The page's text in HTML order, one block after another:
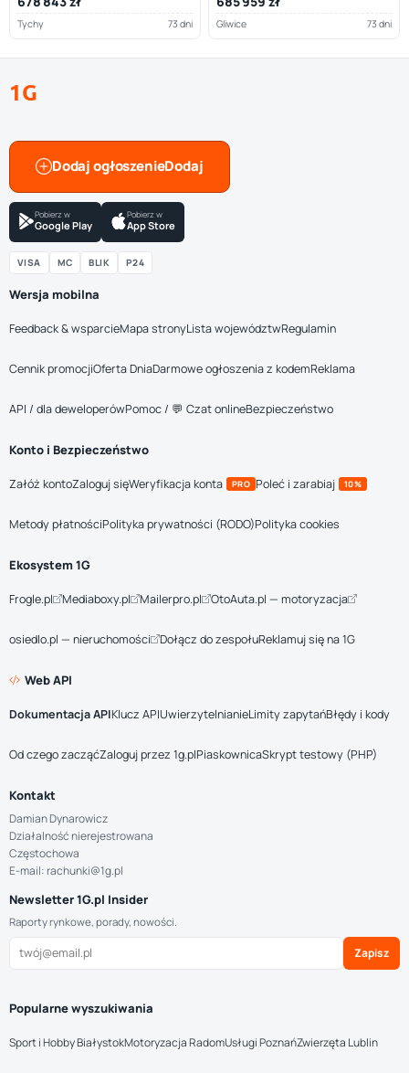
Tychy 73 dni Gliwice 73 dni
1G
Dodaj ogłoszenie
Pobierz w
Google Play
Pobierz w
App Store
VISA MC BLIK P24
Wersja mobilna
Feedback & wsparcieMapa stronyLista województwRegulamin
Cennik promocjiOferta DniaDarmowe ogłoszenia z kodemReklama
API / dla deweloperówPomoc / 💬 Czat onlineBezpieczeństwo
Konto i Bezpieczeństwo
Załóż kontoZaloguj sięWeryfikacja konta PRO Poleć i zarabiaj 10%
Metody płatnościPolityka prywatności (RODO)Polityka cookies
Ekosystem 1G
Frogle.pl Mediaboxy.pl Mailerpro.pl OtoAuta.pl — motoryzacja
osiedlo.pl — nieruchomości Dołącz do zespołuReklamuj się na 1G
Web API
Dokumentacja APIKlucz APIUwierzytelnianieLimity zapytańBłędy i kody
Od czego zacząćZaloguj przez 1g.plPiaskownicaSkrypt testowy (PHP)
Kontakt
Damian Dynarowicz
Działalność nierejestrowana
Częstochowa
E-mail: rachunki@1g.pl
Newsletter 1G.pl Insider
Raporty rynkowe, porady, nowości.
Zapisz
Popularne wyszukiwania
Sport i Hobby BiałystokMotoryzacja RadomUsługi PoznańZwierzęta Lublin